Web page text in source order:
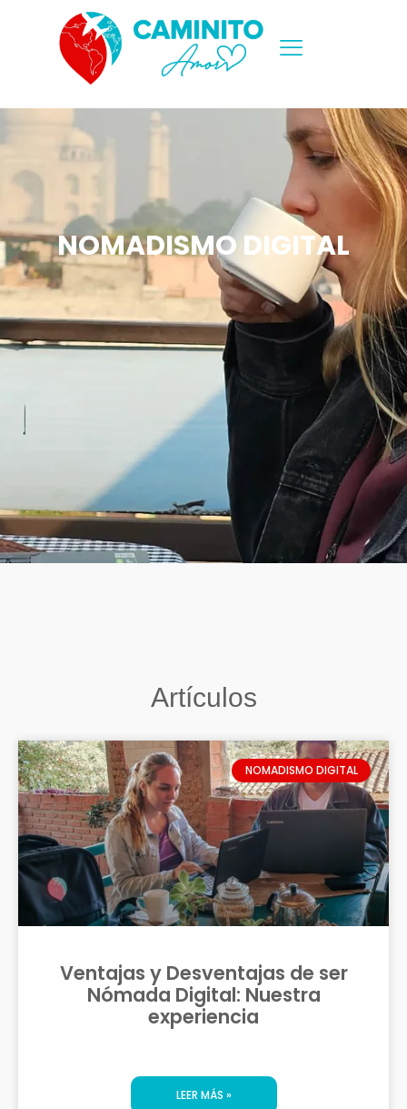
NOMADISMO DIGITAL
Artículos
NOMADISMO DIGITAL
Ventajas y Desventajas de ser
Nómada Digital: Nuestra
experiencia
LEER MÁS »